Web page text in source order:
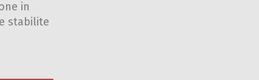
in
stabilite